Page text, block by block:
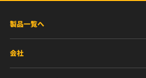
製品一覧へ
商用車および建機・農機・産業用途車両
会社